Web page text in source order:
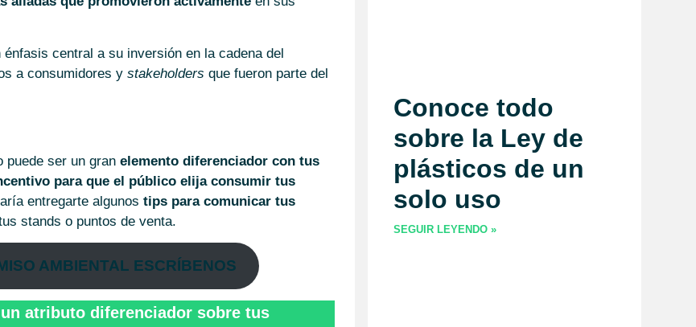
central a su inversión en la cadena del
a consumidores y stakeholders que fueron parte del
puede ser un gran elemento diferenciador con tus
para que el público elija consumir tus
entregarte algunos tips para comunicar tus
stands o puntos de venta.
AMBIENTAL ESCRÍBENOS
atributo diferenciador sobre tus
Conoce todo
sobre la Ley de
plásticos de un
solo uso
SEGUIR LEYENDO »